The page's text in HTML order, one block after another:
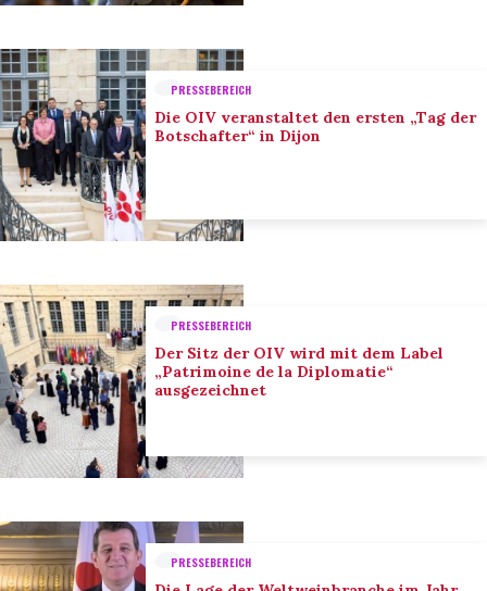
PRESSEBEREICH
Die OIV veranstaltet den ersten „Tag der
Botschafter“ in Dijon
PRESSEBEREICH
Der Sitz der OIV wird mit dem Label
„Patrimoine de la Diplomatie“
ausgezeichnet
PRESSEBEREICH